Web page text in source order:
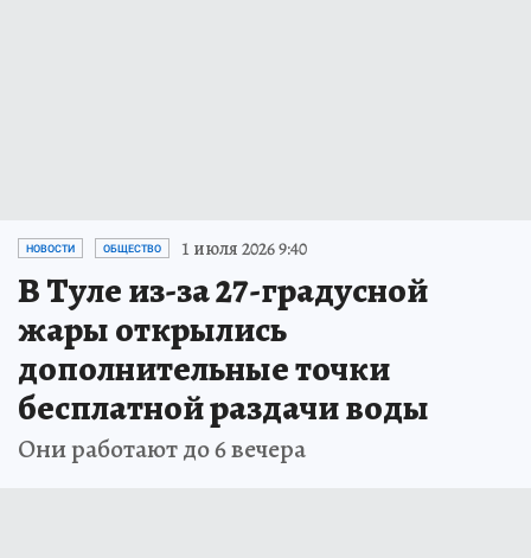
НОВОСТИ ОБЩЕСТВО 1 июля 2026 9:40
В Туле из-за 27-градусной
жары открылись
дополнительные точки
бесплатной раздачи воды
Они работают до 6 вечера